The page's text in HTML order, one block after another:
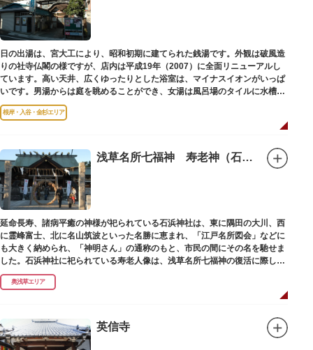
日の出湯は、宮大工により、昭和初期に建てられた銭湯です。外観は破風造
りの社寺仏閣の様ですが、店内は平成19年（2007）に全面リニューアルし
ています。高い天井、広くゆったりとした浴室は、マイナスイオンがいっぱ
いです。男湯からは庭を眺めることができ、女湯は風呂場のタイルに水槽が
はめ込まれ、可愛い金魚が泳いでいます。
根岸・入谷・金杉エリア
浅草名所七福神 寿老神（石浜神社）
延命長寿、諸病平癒の神様が祀られている石浜神社は、東に隅田の大川、西
に霊峰富士、北に名山筑波といった名勝に恵まれ、「江戸名所図会」などに
も大きく納められ、「神明さん」の通称のもと、市民の間にその名を馳せま
した。石浜神社に祀られている寿老人像は、浅草名所七福神の復活に際し、
延命長寿の神として奉安されたものです。
奥浅草エリア
英信寺